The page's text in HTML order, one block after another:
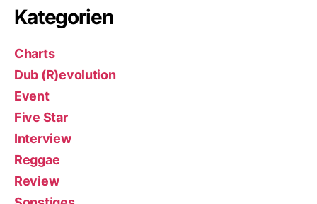
Kategorien
Charts
Dub (R)evolution
Event
Five Star
Interview
Reggae
Review